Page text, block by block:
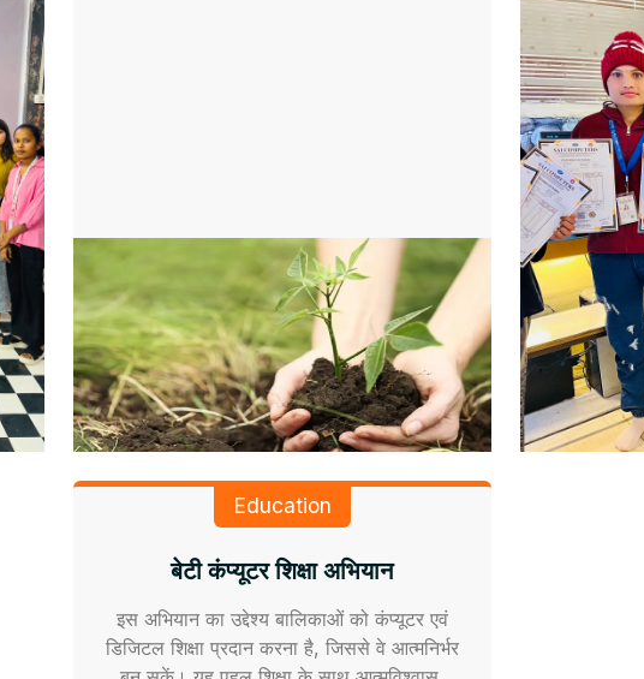
Education
बेटी कंप्यूटर शिक्षा अभियान
इस अभियान का उद्देश्य बालिकाओं को कंप्यूटर एवं
डिजिटल शिक्षा प्रदान करना है, जिससे वे आत्मनिर्भर